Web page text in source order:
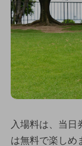
入場料は、当日
は無料で楽しめ